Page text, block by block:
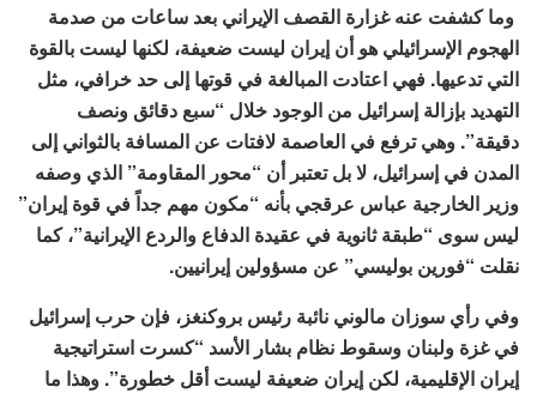
وما كشفت عنه غزارة القصف الإيراني بعد ساعات من صدمة
الهجوم الإسرائيلي هو أن إيران ليست ضعيفة، لكنها ليست بالقوة
التي تدعيها. فهي اعتادت المبالغة في قوتها إلى حد خرافي، مثل
التهديد بإزالة إسرائيل من الوجود خلال “سبع دقائق ونصف
دقيقة”. وهي ترفع في العاصمة لافتات عن المسافة بالثواني إلى
المدن في إسرائيل، لا بل تعتبر أن “محور المقاومة” الذي وصفه
وزير الخارجية عباس عرقجي بأنه “مكون مهم جداً في قوة إيران”
ليس سوى “طبقة ثانوية في عقيدة الدفاع والردع الإيرانية”، كما
نقلت “فورين بوليسي” عن مسؤولين إيرانيين.
وفي رأي سوزان مالوني نائبة رئيس بروكنغز، فإن حرب إسرائيل
في غزة ولبنان وسقوط نظام بشار الأسد “كسرت استراتيجية
إيران الإقليمية، لكن إيران ضعيفة ليست أقل خطورة”. وهذا ما